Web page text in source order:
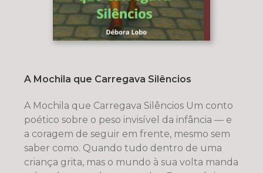
A Mochila que Carregava Silêncios
A Mochila que Carregava Silêncios Um conto
poético sobre o peso invisível da infância — e
a coragem de seguir em frente, mesmo sem
saber como. Quando tudo dentro de uma
criança grita, mas o mundo à sua volta manda